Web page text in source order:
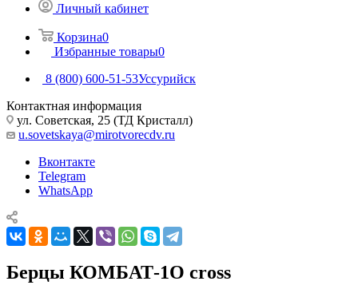
Личный кабинет
Корзина0
Избранные товары0
8 (800) 600-51-53Уссурийск
Контактная информация
ул. Советская, 25 (ТД Кристалл)
u.sovetskaya@mirotvorecdv.ru
Вконтакте
Telegram
WhatsApp
Берцы КОМБАТ-1О cross